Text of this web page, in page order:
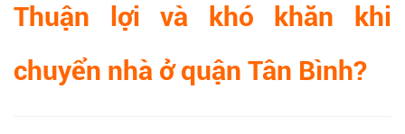
Thuận lợi và khó khăn khi
chuyển nhà ở quận Tân Bình?